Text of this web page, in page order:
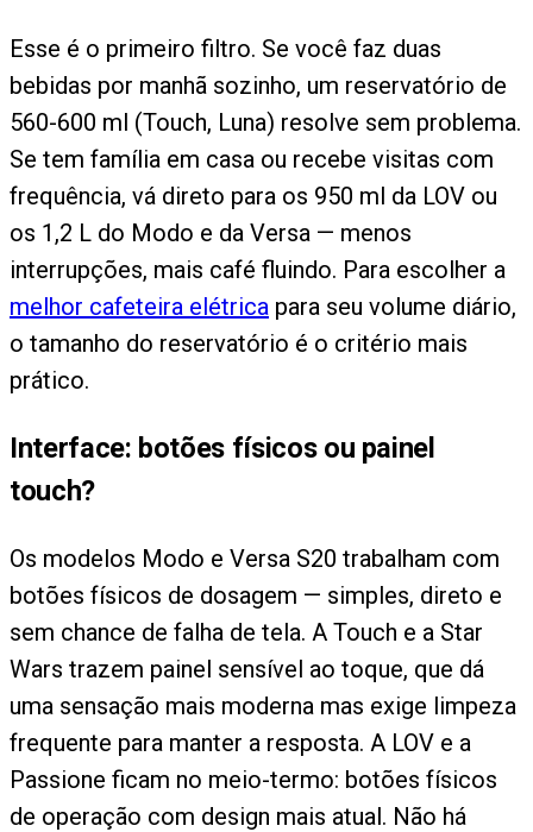
Esse é o primeiro filtro. Se você faz duas
bebidas por manhã sozinho, um reservatório de
560-600 ml (Touch, Luna) resolve sem problema.
Se tem família em casa ou recebe visitas com
frequência, vá direto para os 950 ml da LOV ou
os 1,2 L do Modo e da Versa — menos
interrupções, mais café fluindo. Para escolher a
melhor cafeteira elétrica para seu volume diário,
o tamanho do reservatório é o critério mais
prático.
Interface: botões físicos ou painel
touch?
Os modelos Modo e Versa S20 trabalham com
botões físicos de dosagem — simples, direto e
sem chance de falha de tela. A Touch e a Star
Wars trazem painel sensível ao toque, que dá
uma sensação mais moderna mas exige limpeza
frequente para manter a resposta. A LOV e a
Passione ficam no meio-termo: botões físicos
de operação com design mais atual. Não há